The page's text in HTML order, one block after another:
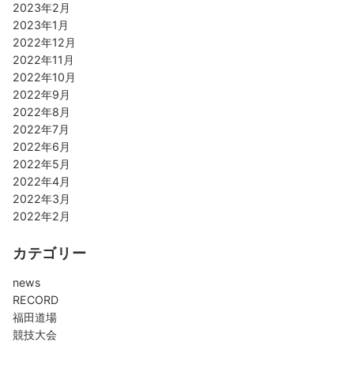
2023年2月
2023年1月
2022年12月
2022年11月
2022年10月
2022年9月
2022年8月
2022年7月
2022年6月
2022年5月
2022年4月
2022年3月
2022年2月
カテゴリー
news
RECORD
福田道場
競技大会